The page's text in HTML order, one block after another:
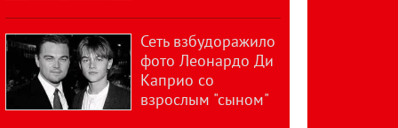
Сеть взбудоражило
фото Леонардо Ди
Каприо со
взрослым "сыном"